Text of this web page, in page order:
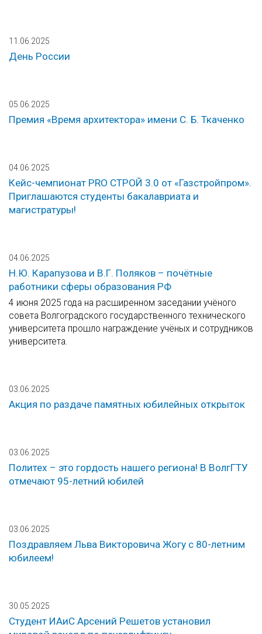
11.06.2025
День России
05.06.2025
Премия «Время архитектора» имени С. Б. Ткаченко
04.06.2025
Кейс-чемпионат PRO СТРОЙ 3.0 от «Газстройпром».
Приглашаются студенты бакалавриата и
магистратуры!
04.06.2025
Н.Ю. Карапузова и В.Г. Поляков – почётные
работники сферы образования РФ
4 июня 2025 года на расширенном заседании учёного
совета Волгоградского государственного технического
университета прошло награждение учёных и сотрудников
университета.
03.06.2025
Акция по раздаче памятных юбилейных открыток
03.06.2025
Политех – это гордость нашего региона! В ВолгГТУ
отмечают 95-летний юбилей
03.06.2025
Поздравляем Льва Викторовича Жогу с 80-летним
юбилеем!
30.05.2025
Студент ИАиС Арсений Решетов установил